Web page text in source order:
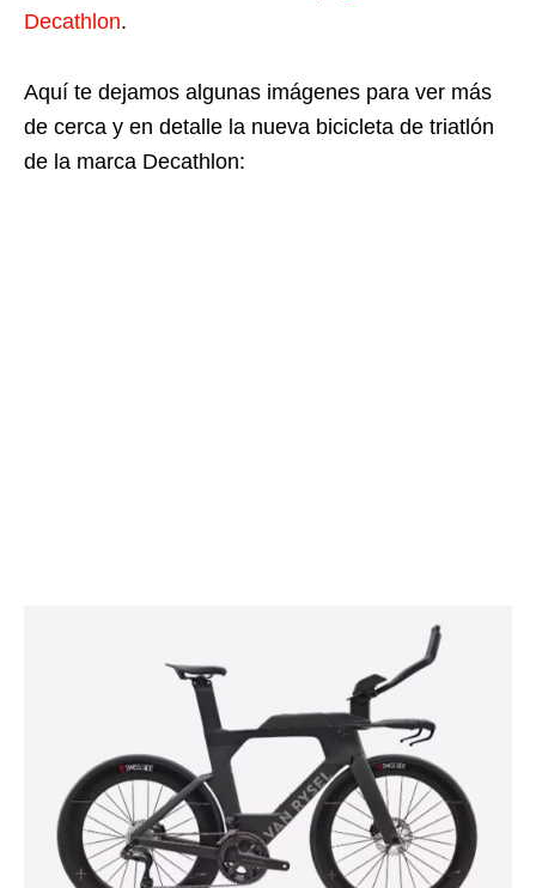
Decathlon.
Aquí te dejamos algunas imágenes para ver más
de cerca y en detalle la nueva bicicleta de triatlón
de la marca Decathlon: